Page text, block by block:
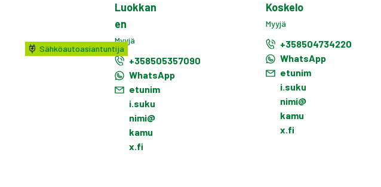
Sähköautoasiantuntija
Luokkan
en
Myyjä
+358505357090
WhatsApp
etunim
i.suku
nimi@
kamu
x.fi
Koskelo
Myyjä
+358504734220
WhatsApp
etunim
i.suku
nimi@
kamu
x.fi